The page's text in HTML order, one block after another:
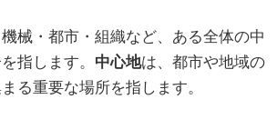
械・都市・組織など、ある全体の中
指します。 中心地は、都市や地域の
る重要な場所を指します。